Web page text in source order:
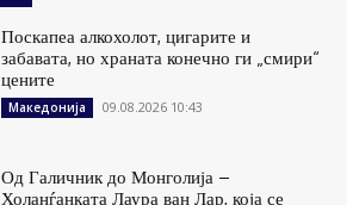
Поскапеа алкохолот, цигарите и
забавата, но храната конечно ги „смири“
цените
Македонија 09.08.2026 10:43
Од Галичник до Монголија –
Холанѓанката Лаура ван Лар, која се